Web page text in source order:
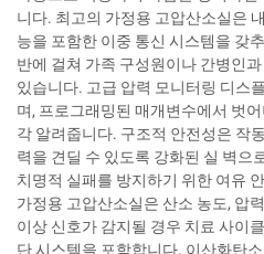
니다. 최고의 가정용 고압산소실은
능을 포함한 이중 통신 시스템을 갖
반에 걸쳐 가족 구성원이나 간병인
있습니다. 고급 압력 모니터링 디스
며, 프로그래밍된 매개변수에서 벗
각 알려줍니다. 구조적 안전성은 작
력을 견딜 수 있도록 강화된 실 벽으
치명적 실패를 방지하기 위한 여유
가정용 고압산소실은 산소 농도, 압
이상 신호가 감지될 경우 치료 사이
단 시스템을 포함합니다. 이산화탄